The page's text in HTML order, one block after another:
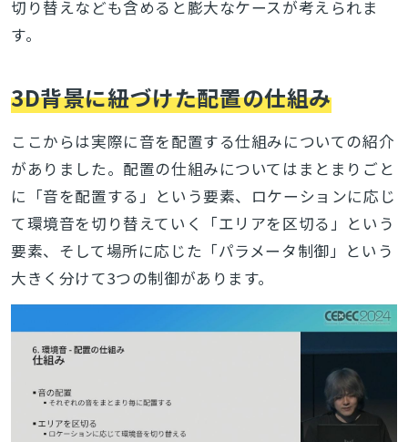
切り替えなども含めると膨大なケースが考えられま
す。
3D背景に紐づけた配置の仕組み
ここからは実際に音を配置する仕組みについての紹介
がありました。配置の仕組みについてはまとまりごと
に「音を配置する」という要素、ロケーションに応じ
て環境音を切り替えていく「エリアを区切る」という
要素、そして場所に応じた「パラメータ制御」という
大きく分けて3つの制御があります。